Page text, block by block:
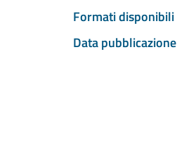
Formati disponibili
Data pubblicazione